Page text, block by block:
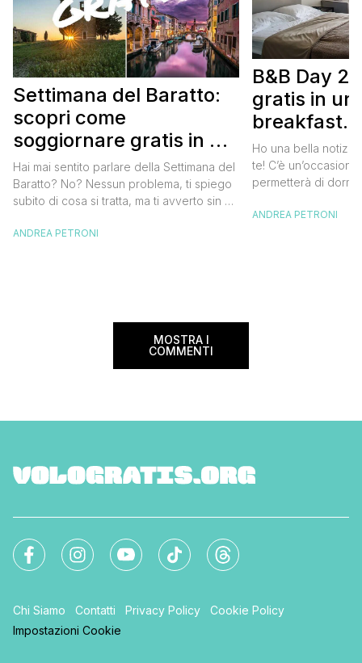
Settimana del Baratto:
scopri come
soggiornare gratis in un
bed and breakfast
Hai mai sentito parlare della Settimana del
Baratto? No? Nessun problema, ti spiego
subito di cosa si tratta, ma ti avverto sin da
tantissimo perché ti permetterà di
ANDREA PETRONI
B&B Day
gratis in un
breakfast.
gratis
Ho una bella
te! C’è
permetterà di
meravigliosi del
ANDREA PETRONI
MOSTRA I
COMMENTI
Chi Siamo Contatti Privacy Policy
Cookie Policy
Impostazioni Cookie